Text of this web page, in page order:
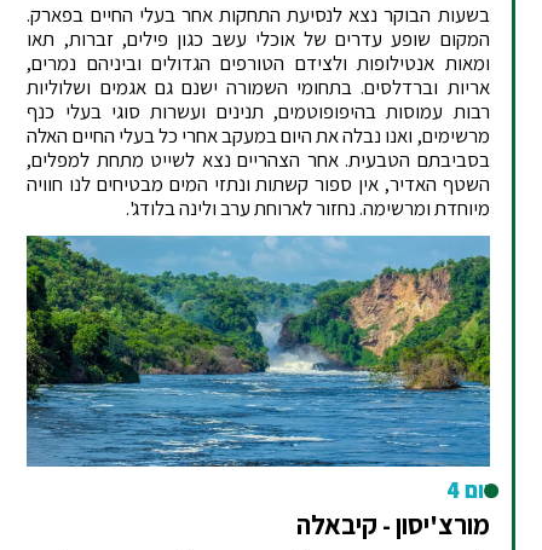
בשעות הבוקר נצא לנסיעת התחקות אחר בעלי החיים בפארק.
המקום שופע עדרים של אוכלי עשב כגון פילים, זברות, תאו
ומאות אנטילופות ולצידם הטורפים הגדולים וביניהם נמרים,
אריות וברדלסים. בתחומי השמורה ישנם גם אגמים ושלוליות
רבות עמוסות בהיפופוטמים, תנינים ועשרות סוגי בעלי כנף
מרשימים, ואנו נבלה את היום במעקב אחרי כל בעלי החיים האלה
בסביבתם הטבעית. אחר הצהריים נצא לשייט מתחת למפלים,
השטף האדיר, אין ספור קשתות ונתזי המים מבטיחים לנו חוויה
מיוחדת ומרשימה. נחזור לארוחת ערב ולינה בלודג'.
יום 4
מורצ'יסון - קיבאלה